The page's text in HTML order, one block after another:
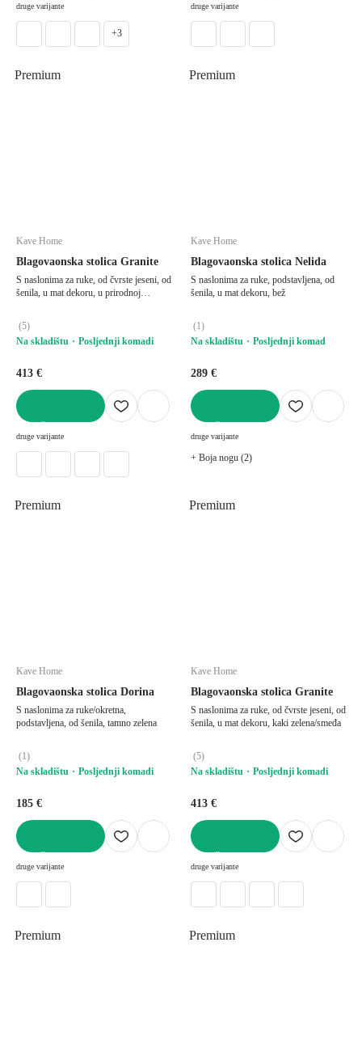
druge varijante
+3
druge varijante
Premium
Kave Home
Blagovaonska stolica Granite
S naslonima za ruke, od čvrste jeseni, od
šenila, u mat dekoru, u prirodnoj
(5)
Na skladištu
Posljednji komadi
413 €
druge varijante
Premium
Kave Home
Blagovaonska stolica Nelida
S naslonima za ruke, podstavljena, od
šenila, u mat dekoru, bež
(1)
Na skladištu
Posljednji komad
289 €
druge varijante
+ Boja nogu (2)
Premium
Kave Home
Blagovaonska stolica Dorina
S naslonima za ruke/okretna,
podstavljena, od šenila, tamno zelena
(1)
Na skladištu
Posljednji komadi
185 €
druge varijante
Premium
Kave Home
Blagovaonska stolica Granite
S naslonima za ruke, od čvrste jeseni, od
šenila, u mat dekoru, kaki zelena/smeđa
(5)
Na skladištu
Posljednji komadi
413 €
druge varijante
Premium Premium